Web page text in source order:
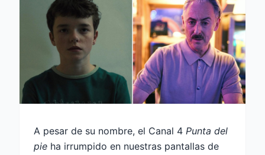
A pesar de su nombre, el Canal 4 Punta del
pie ha irrumpido en nuestras pantallas de